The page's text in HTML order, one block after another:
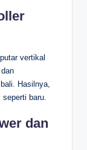
vertikal
Hasilnya,
baru.
dan